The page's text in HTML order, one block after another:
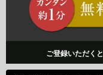
ご登録いただくと